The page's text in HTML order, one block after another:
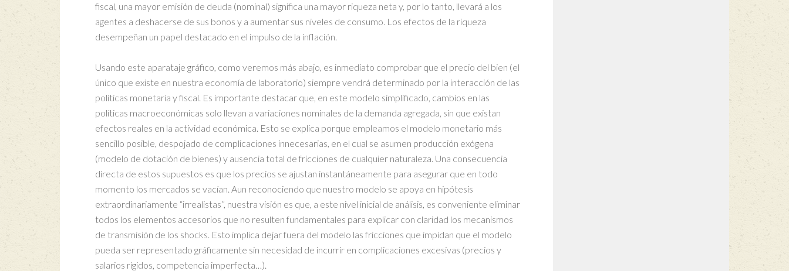
fiscal, una mayor emisión de deuda (nominal) significa una mayor riqueza neta y, por lo tanto, llevará a los
agentes a deshacerse de sus bonos y a aumentar sus niveles de consumo. Los efectos de la riqueza
desempeñan un papel destacado en el impulso de la inflación.
Usando este aparataje gráfico, como veremos más abajo, es inmediato comprobar que el precio del bien (el
único que existe en nuestra economía de laboratorio) siempre vendrá determinado por la interacción de las
políticas monetaria y fiscal. Es importante destacar que, en este modelo simplificado, cambios en las
políticas macroeconómicas solo llevan a variaciones nominales de la demanda agregada, sin que existan
efectos reales en la actividad económica. Esto se explica porque empleamos el modelo monetario más
sencillo posible, despojado de complicaciones innecesarias, en el cual se asumen producción exógena
(modelo de dotación de bienes) y ausencia total de fricciones de cualquier naturaleza. Una consecuencia
directa de estos supuestos es que los precios se ajustan instantáneamente para asegurar que en todo
momento los mercados se vacían. Aun reconociendo que nuestro modelo se apoya en hipótesis
extraordinariamente “irrealistas”, nuestra visión es que, a este nivel inicial de análisis, es conveniente eliminar
todos los elementos accesorios que no resulten fundamentales para explicar con claridad los mecanismos
de transmisión de los shocks. Esto implica dejar fuera del modelo las fricciones que impidan que el modelo
pueda ser representado gráficamente sin necesidad de incurrir en complicaciones excesivas (precios y
salarios rígidos, competencia imperfecta…).